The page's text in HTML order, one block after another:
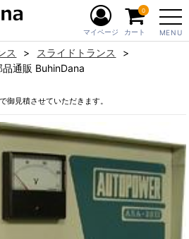
MENU
マイページ カート
0
ス
スライドトランス
通販 BuhinDana
御見積させていただきます。